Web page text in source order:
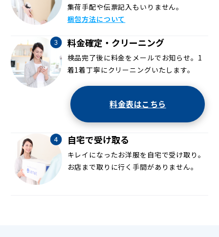
集荷手配や伝票記入もいりません。
梱包方法について
料金確定・クリーニング
検品完了後に料金をメールでお知らせ。1
着1着丁寧にクリーニングいたします。
料金表はこちら
自宅で受け取る
キレイになったお洋服を自宅で受け取り。
お店まで取りに行く手間がありません。